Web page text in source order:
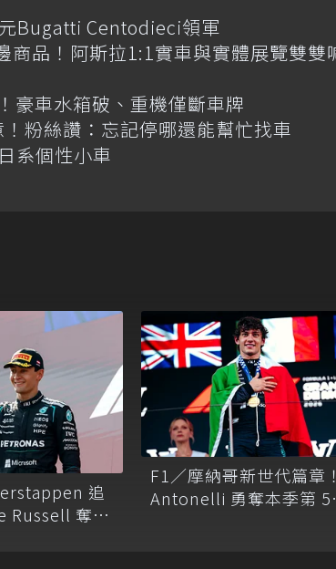
Bugatti Centodieci領軍
商品！阿斯拉1:1實車與實體展覽雙雙
豪車水箱破、重機僅斷車牌
粉絲讚：忘記停哪還能幫忙找車
系個性小車
追
Russell 奪下
F1／摩納哥新世代篇章
Antonelli 勇奪本季第 5